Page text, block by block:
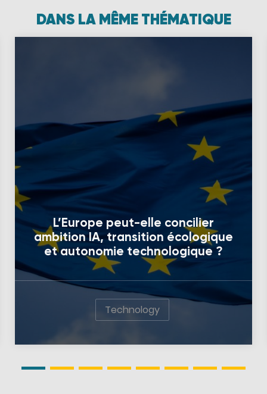
DANS LA MÊME THÉMATIQUE
L’Europe peut-elle concilier
ambition IA, transition écologique
et autonomie technologique ?
Technology